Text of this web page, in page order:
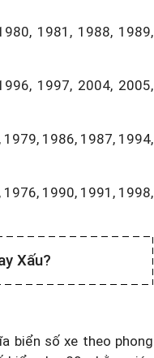
1981, 1988, 1989,
1997, 2004, 2005,
1986, 1987, 1994,
1990, 1991, 1998,
Xấu?
biển số xe theo phong